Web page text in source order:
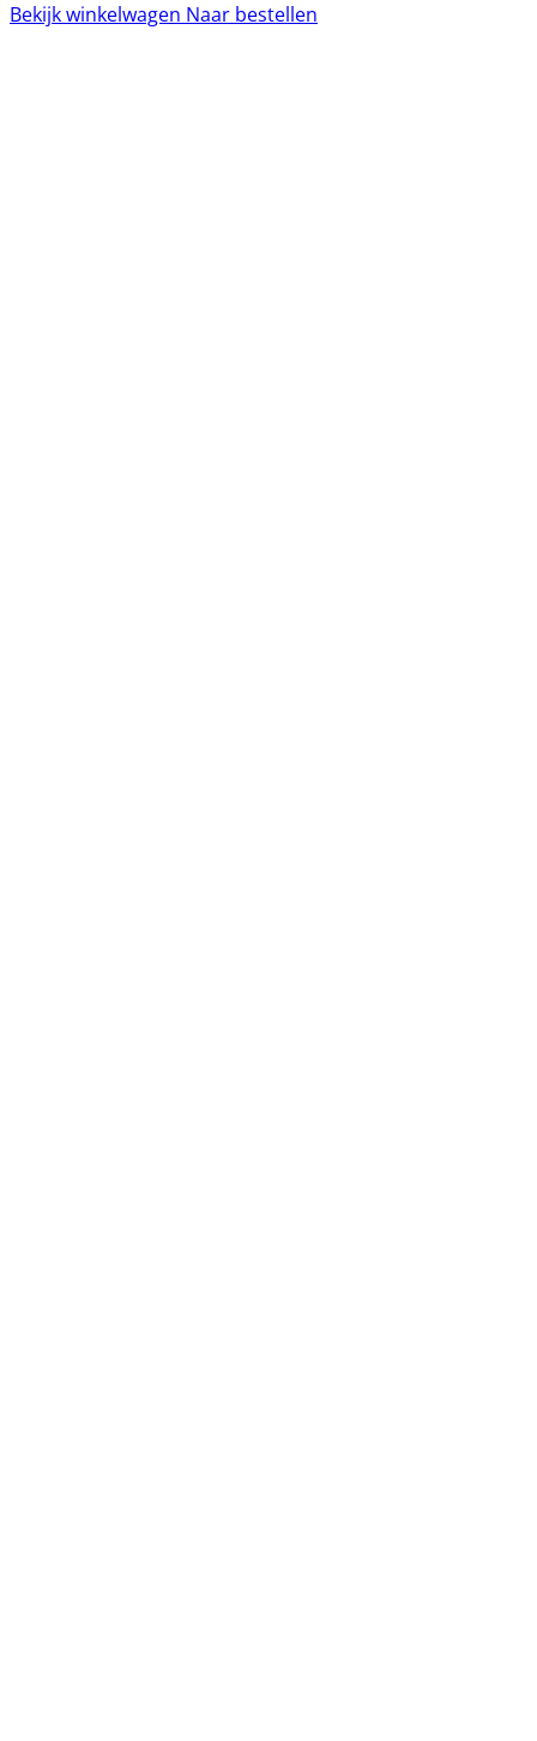
Bekijk winkelwagen Naar bestellen